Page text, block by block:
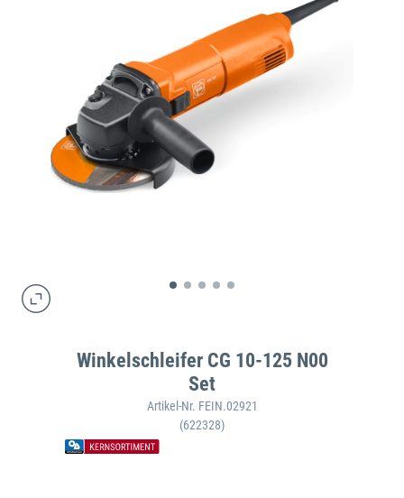
Winkelschleifer CG 10-125 N00
Set
Artikel-Nr. FEIN.02921
(622328)